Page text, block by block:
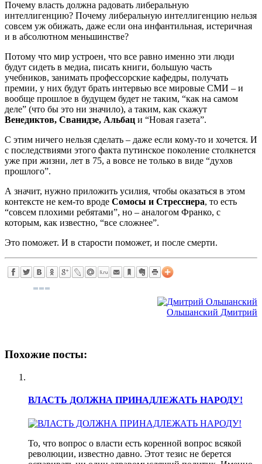
Почему власть должна радовать либеральную
интеллигенцию? Почему либеральную интеллигенцию нельзя
совсем уж обижать, даже если она инфантильная, истеричная
и в абсолютном меньшинстве?
Потому что мир устроен, что все равно именно эти люди
будут сидеть в медиа, писать книги, большую часть
учебников, занимать профессорские кафедры, получать
премии, у них будут брать интервью все мировые СМИ – и
вообще прошлое в будущем будет не таким, “как на самом
деле” (что бы это ни значило), а таким, как скажут
Венедиктов, Сванидзе, Альбац и “Новая газета”.
С этим ничего нельзя сделать – даже если кому-то и хочется. И
с последствиями этого факта путинское поколение столкнется
уже при жизни, лет в 75, а вовсе не только в виде “духов
прошлого”.
А значит, нужно приложить усилия, чтобы оказаться в этом
контексте не кем-то вроде Сомосы и Стресснера, то есть
“совсем плохими ребятами”, но – аналогом Франко, с
которым, как известно, “все сложнее”.
Это поможет. И в старости поможет, и после смерти.
Ольшанский Дмитрий
Похожие посты:
ВЛАСТЬ ДОЛЖНА ПРИНАДЛЕЖАТЬ НАРОДУ!
То, что вопрос о власти есть коренной вопрос всякой
революции, известно давно. Этот тезис не берется